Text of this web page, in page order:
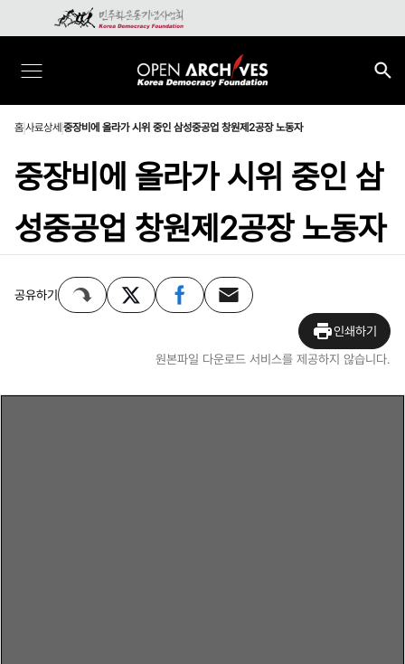
홈사료상세 중장비에 올라가 시위 중인 삼성중공업 창원제2공장 노동자
중장비에 올라가 시위 중인 삼
성중공업 창원제2공장 노동자
공유하기
인쇄하기
원본파일 다운로드 서비스를 제공하지 않습니다.